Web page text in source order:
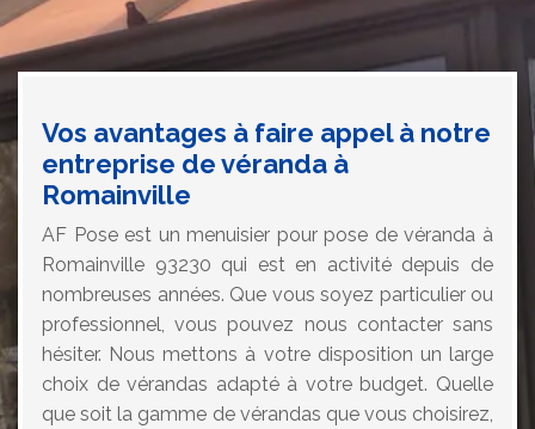
Vos avantages à faire appel à notre
entreprise de véranda à
Romainville
AF Pose est un menuisier pour pose de véranda à
Romainville 93230 qui est en activité depuis de
nombreuses années. Que vous soyez particulier ou
professionnel, vous pouvez nous contacter sans
hésiter. Nous mettons à votre disposition un large
choix de vérandas adapté à votre budget. Quelle
que soit la gamme de vérandas que vous choisirez,